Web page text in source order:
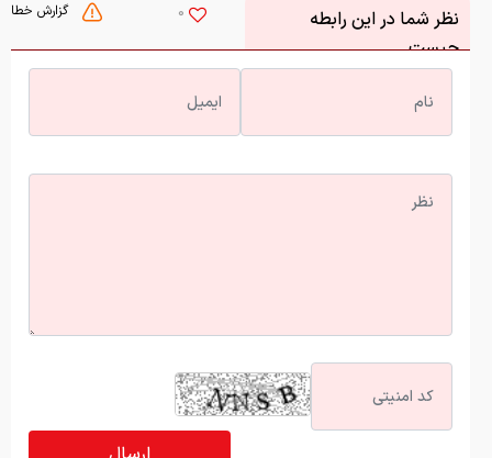
گزارش خطا 0
نظر شما در این رابطه
چیست